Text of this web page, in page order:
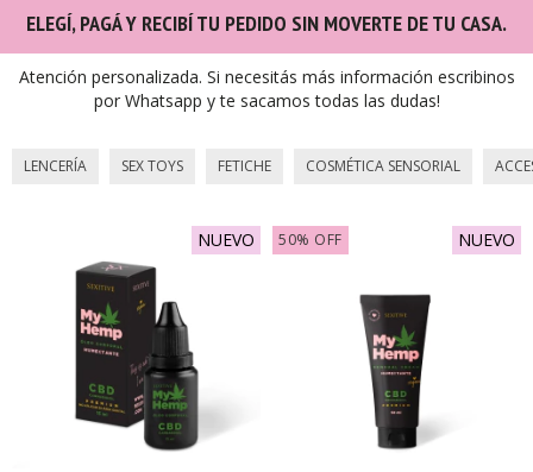
ELEGÍ, PAGÁ Y RECIBÍ TU PEDIDO SIN MOVERTE DE TU CASA.
Atención personalizada. Si necesitás más información escribinos
por Whatsapp y te sacamos todas las dudas!
LENCERÍA SEX TOYS FETICHE COSMÉTICA SENSORIAL
NUEVO 50% OFF NUEVO